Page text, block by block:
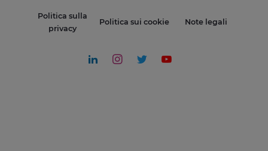
Politica sulla
privacy
Politica sui cookie Note legali